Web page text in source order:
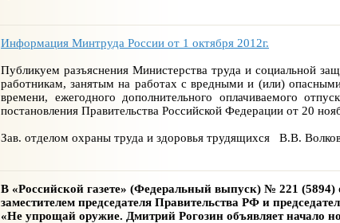
Информация Минтруда России от 1 октября 2012г.
Публикуем разъяснения Министерства труда и социальной
работникам, занятым на работах с вредными и (или)
времени, ежегодного дополнительного оплачиваемого
постановления Правительства Российской Федерации от 20
Зав. отделом охраны труда и здоровья трудящихся В.В.
В «Российской газете» (Федеральный выпуск) № 221 (5894)
заместителем председателя Правительства РФ и
«Не упрощай оружие. Дмитрий Рогозин объявляет начало